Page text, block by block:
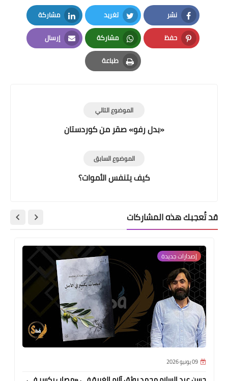
نشر
Facebook
تغريد
Twitter
مشاركة
LinkedIn
حفظ
Pinterest
مشاركة
Whatsapp
إرسال
Email
طباعة
Print
الموضوع التالي
«بدل رفو» صقر من كوردستان
الموضوع السابق
كيف يتنفس الأموات؟
قد تُعجبك هذه المشاركات
إصدارات جديدة
09 يونيو 2026